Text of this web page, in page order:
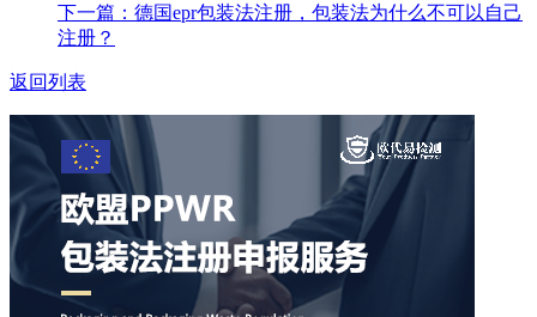
下一篇：德国epr包装法注册，包装法为什么不可以自己
注册？
返回列表